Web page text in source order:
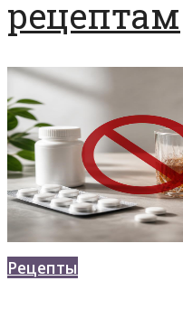
рецептам
Рецепты